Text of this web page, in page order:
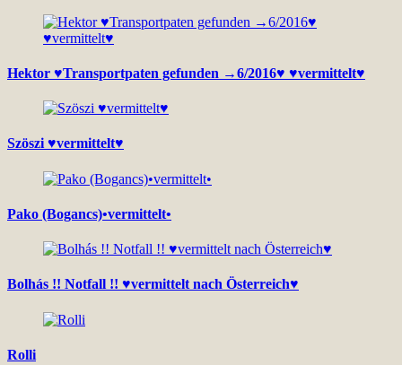
Hektor ♥Transportpaten gefunden →6/2016♥ ♥vermittelt♥
Szöszi ♥vermittelt♥
Pako (Bogancs)•vermittelt•
Bolhás !! Notfall !! ♥vermittelt nach Österreich♥
Rolli